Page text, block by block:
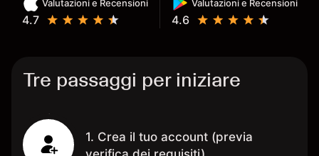
Valutazioni e Recensioni
4.7
Valutazioni e Recensioni
4.6
Tre passaggi per iniziare
1. Crea il tuo account (previa